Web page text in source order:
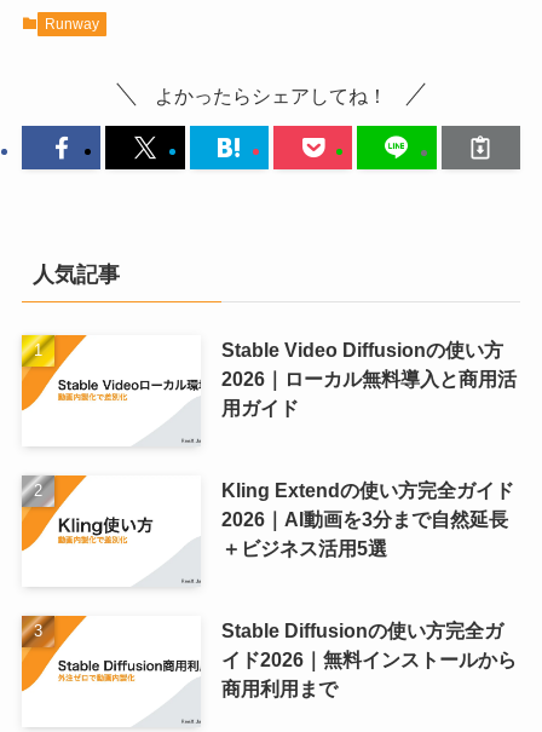
Runway
よかったらシェアしてね！
人気記事
Stable Video Diffusionの使い方
2026｜ローカル無料導入と商用活
用ガイド
Kling Extendの使い方完全ガイド
2026｜AI動画を3分まで自然延長
＋ビジネス活用5選
Stable Diffusionの使い方完全ガ
イド2026｜無料インストールから
商用利用まで